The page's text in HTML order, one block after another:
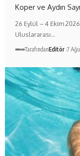
Koper ve Aydın
26 Eylül – 4 Ekim
Uluslararası…
TarafındanEditör 7